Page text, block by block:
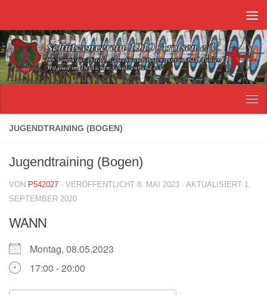
JUGENDTRAINING (BOGEN)
Jugendtraining (Bogen)
VON P542027 · VERÖFFENTLICHT 8. MAI 2023 · AKTUALISIERT 1.
SEPTEMBER 2020
WANN
Montag, 08.05.2023
17:00 - 20:00